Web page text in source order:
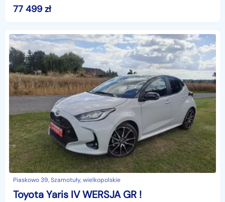
NA TEN SAMOCHÓD JUŻ OD 461 PLN*Podana w ogłosze
77 499 zł
Piaskowo 39, Szamotuły, wielkopolskie
Toyota Yaris IV WERSJA GR !